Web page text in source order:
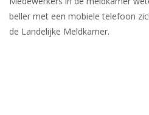
beller met een mobiele telefoon
de Landelijke Meldkamer.